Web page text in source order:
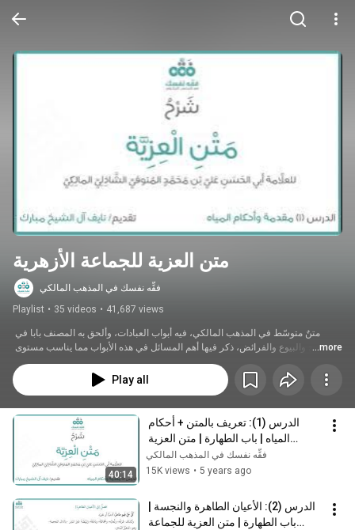
متن العزية للجماعة الأزهرية
فقِّه نفسك في المذهب المالكي
Playlist • 35 videos • 41,687 views
هذا المتن
...more
Play all
40:14
للجماعة الأزهرية
فقِّه نفسك في المذهب المالكي
15K views • 5 years ago